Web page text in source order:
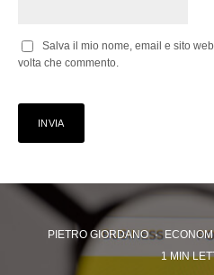
Salva il mio nome, email e sito
volta che commento.
PIETRO GIORDANO ·
1 MIN